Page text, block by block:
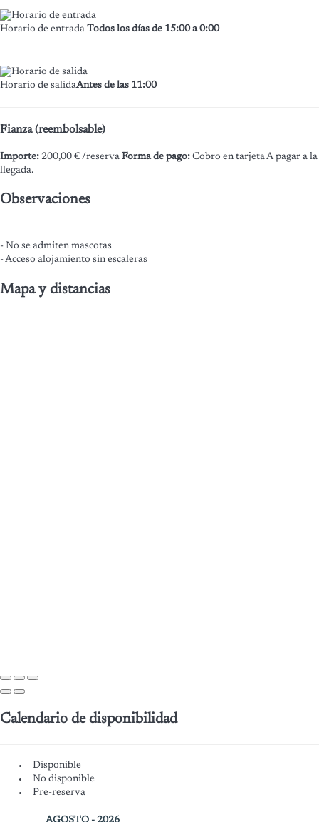
Horario de entrada Todos los días de 15:00 a 0:00
Horario de salidaAntes de las 11:00
Fianza (reembolsable)
Importe: 200,00 € /reserva Forma de pago: Cobro en tarjetaA pagar a la
llegada.
Observaciones
- No se admiten mascotas
- Acceso alojamiento sin escaleras
Mapa y distancias
Calendario de disponibilidad
Disponible
No disponible
Pre-reserva